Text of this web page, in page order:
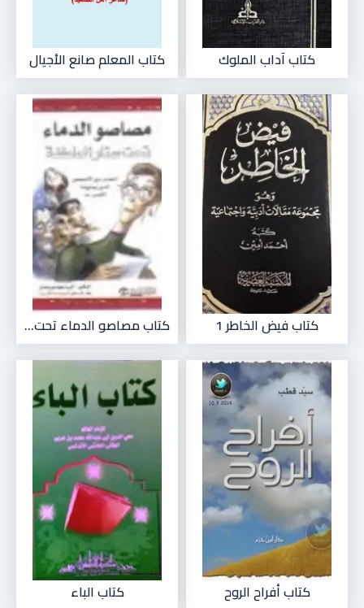
كتاب آداب الملوك كتاب المعلم صانع الأجيال
كتاب فيض الخاطر 1 كتاب مصاصو الدماء تحت...
كتاب أفراح الروح كتاب الباء